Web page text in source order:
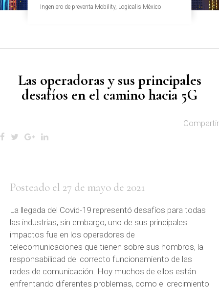
Ingeniero de preventa Mobility, Logicalis México
Las operadoras y sus principales
desafíos en el camino hacia 5G
Compartir
Posteado el 27 de mayo de 2021
La llegada del Covid-19 representó desafíos para todas
las industrias, sin embargo, uno de sus principales
impactos fue en los operadores de
telecomunicaciones que tienen sobre sus hombros, la
responsabilidad del correcto funcionamiento de las
redes de comunicación. Hoy muchos de ellos están
enfrentando diferentes problemas, como el crecimiento